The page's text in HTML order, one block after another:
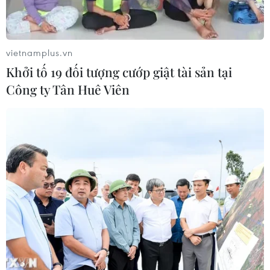
30/07/2026 08:24
CƠ QUAN CHỦ QUẢN: THÔNG TẤN XÃ VIỆT NAM
Tổng Biên tập: TRẦN TIẾN DUẨN
Phó Tổng Biên tập: NGUYỄN THỊ TÁM, KHÚC THANH
THỦY
Sở hữu trí tuệ
Quy định sử dụng
RSS
Hỗ trợ
vietnamplus.vn
Khởi tố 19 đối tượng cướp giật tài sản tại
Công ty Tân Huê Viên